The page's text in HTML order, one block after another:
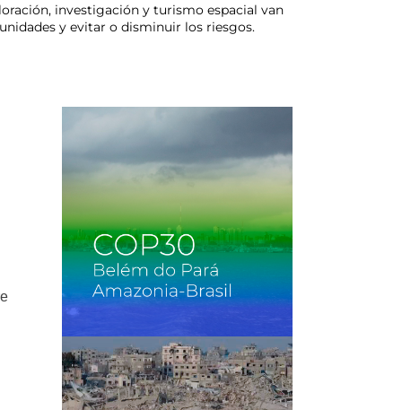
investigación y turismo espacial van
y evitar o disminuir los riesgos.